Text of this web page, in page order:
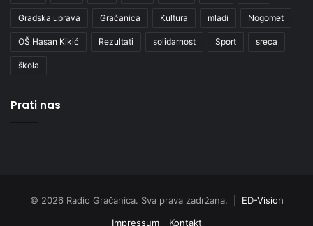
Gradska uprava Gračanica Kultura mladi Nogomet
OŠ Hasan Kikić Rezultati solidarnost Sport sreca
škola
Prati nas
© 2026 Radio Gračanica. Sva prava zadržana. | ED-Vision
Impressum
Kontakt